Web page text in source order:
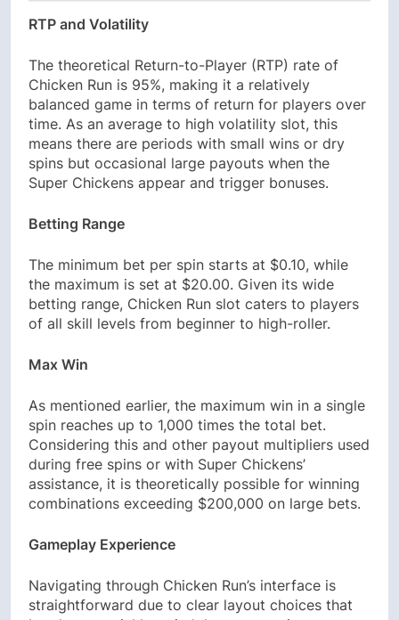
RTP and Volatility
The theoretical Return-to-Player (RTP) rate of
Chicken Run is 95%, making it a relatively
balanced game in terms of return for players over
time. As an average to high volatility slot, this
means there are periods with small wins or dry
spins but occasional large payouts when the
Super Chickens appear and trigger bonuses.
Betting Range
The minimum bet per spin starts at $0.10, while
the maximum is set at $20.00. Given its wide
betting range, Chicken Run slot caters to players
of all skill levels from beginner to high-roller.
Max Win
As mentioned earlier, the maximum win in a single
spin reaches up to 1,000 times the total bet.
Considering this and other payout multipliers used
during free spins or with Super Chickens’
assistance, it is theoretically possible for winning
combinations exceeding $200,000 on large bets.
Gameplay Experience
Navigating through Chicken Run’s interface is
straightforward due to clear layout choices that